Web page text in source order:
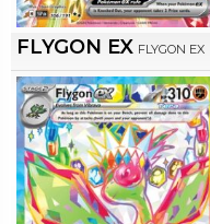
FLYGON EX FLYGON EX